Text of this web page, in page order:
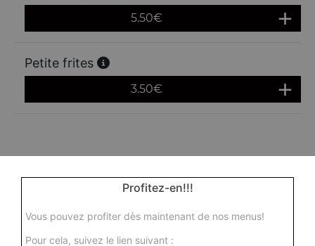
5.50€
Petite frites
3.50€
Profitez-en!!!
Vous pouvez profiter dès maintenant de nos menus!
Pour cela, suivez le lien suivant :